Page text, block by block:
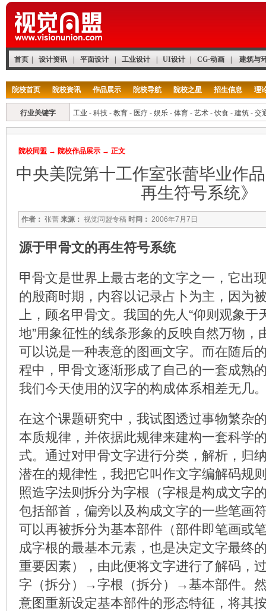
首页 设计资讯 平面设计 工业设计 UI设计 CG·动画 建筑与
院校首页 院校资讯 作品展示 院校导航 院校之星 招生信息 理
行业关键字 工业 - 科技 - 教育 - 医疗 - 娱乐 - 体育 - 艺术 - 饮食 - 建筑 - 交
院校同盟 → 院校作品展示 → 正文
中央美院第十工作室张蕾毕业作
再生符号系统》
作者： 张蕾 来源： 视觉同盟专稿 时间： 2006年7月7日
源于甲骨文的再生符号系统
甲骨文是世界上最古老的文字之一，它出
的殷商时期，内容以记录占卜为主，因为
上，顾名甲骨文。我国的先人“仰则观象于
地”用象征性的线条形象的反映自然万物，
可以说是一种表意的图画文字。而在随后
程中，甲骨文逐渐形成了自己的一套成熟
我们今天使用的汉字的构成体系相差无几
在这个课题研究中，我试图透过事物繁杂
本质规律，并依据此规律来建构一套科学
式。通过对甲骨文字进行分类，解析，归
潜在的规律性，我把它叫作文字编解码规
照造字法则拆分为字根（字根是构成文字
包括部首，偏旁以及构成文字的一些笔画
可以再被拆分为基本部件（部件即笔画或
成字根的最基本元素，也是决定文字最终
重要因素），由此便将文字进行了解码，
字（拆分）→字根（拆分）→基本部件。
意图重新设定基本部件的形态特征，将其